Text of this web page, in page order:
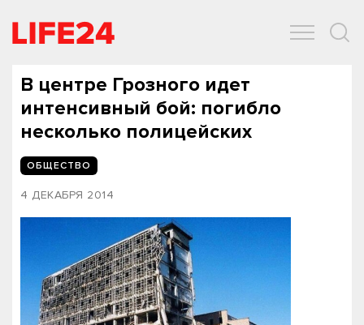
В центре Грозного идет
интенсивный бой: погибло
несколько полицейских
ОБЩЕСТВО
4 ДЕКАБРЯ 2014